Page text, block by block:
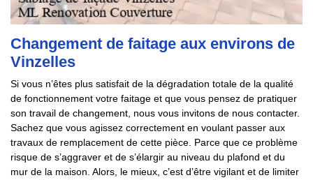
Changement de faitage aux environs de
Vinzelles
Si vous n’êtes plus satisfait de la dégradation totale de la qualité
de fonctionnement votre faitage et que vous pensez de pratiquer
son travail de changement, nous vous invitons de nous contacter.
Sachez que vous agissez correctement en voulant passer aux
travaux de remplacement de cette pièce. Parce que ce problème
risque de s’aggraver et de s’élargir au niveau du plafond et du
mur de la maison. Alors, le mieux, c’est d’être vigilant et de limiter